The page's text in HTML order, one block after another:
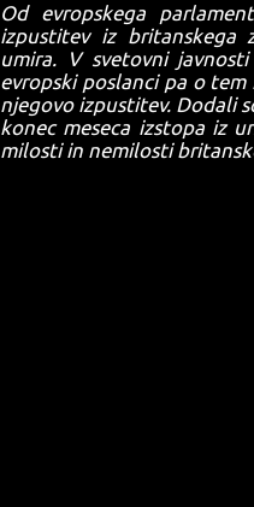
Od evropskega
izpustitev iz britanskega
umira. V svetovni
evropski poslanci pa o
njegovo izpustitev. Dodali
konec meseca izstopa iz
milosti in nemilosti